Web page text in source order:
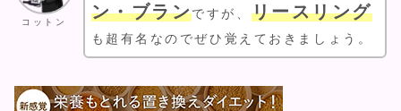
コットン
ン・ブランですが、 リースリング
も超有名なのでぜひ覚えておきましょう。